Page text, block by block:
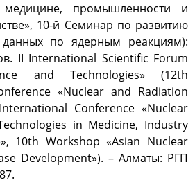
медицине, промышленности и
10-й Семинар по развитию
данных по ядерным реакциям):
II International Scientific Forum
and Technologies» (12th
«Nuclear and Radiation
Conference «Nuclear
in Medicine, Industry
10th Workshop «Asian Nuclear
Development»). – Алматы: РГП